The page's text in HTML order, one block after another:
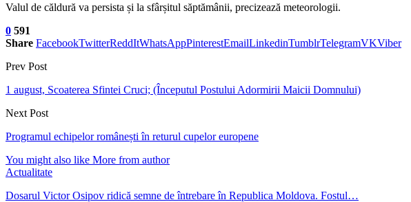
Valul de căldură va persista și la sfârșitul săptămânii, precizează meteorologii.
0 591
Share FacebookTwitterReddItWhatsAppPinterestEmailLinkedinTumblrTelegramVKViber
Prev Post
1 august, Scoaterea Sfintei Cruci; (Începutul Postului Adormirii Maicii Domnului)
Next Post
Programul echipelor românești în returul cupelor europene
You might also like More from author
Actualitate
Dosarul Victor Osipov ridică semne de întrebare în Republica Moldova. Fostul…